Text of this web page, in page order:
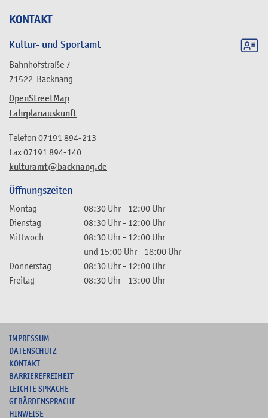
KONTAKT
Kultur- und Sportamt
Bahnhofstraße 7
71522 Backnang
OpenStreetMap
Fahrplanauskunft
kulturamt@backnang.de
Telefon 07191 894-213
Fax07191 894-140
Öffnungszeiten
Montag 08:30 Uhr- 12:00 Uhr
Dienstag
08:30 Uhr- 12:00 Uhr
Mittwoch
08:30 Uhr- 12:00 Uhr
und 15:00 Uhr- 18:00 Uhr
Donnerstag
08:30 Uhr- 12:00 Uhr
Freitag
08:30 Uhr- 13:00 Uhr
IMPRESSUM
DATENSCHUTZ
KONTAKT
BARRIEREFREIHEIT
LEICHTE SPRACHE
GEBÄRDENSPRACHE
HINWEISE